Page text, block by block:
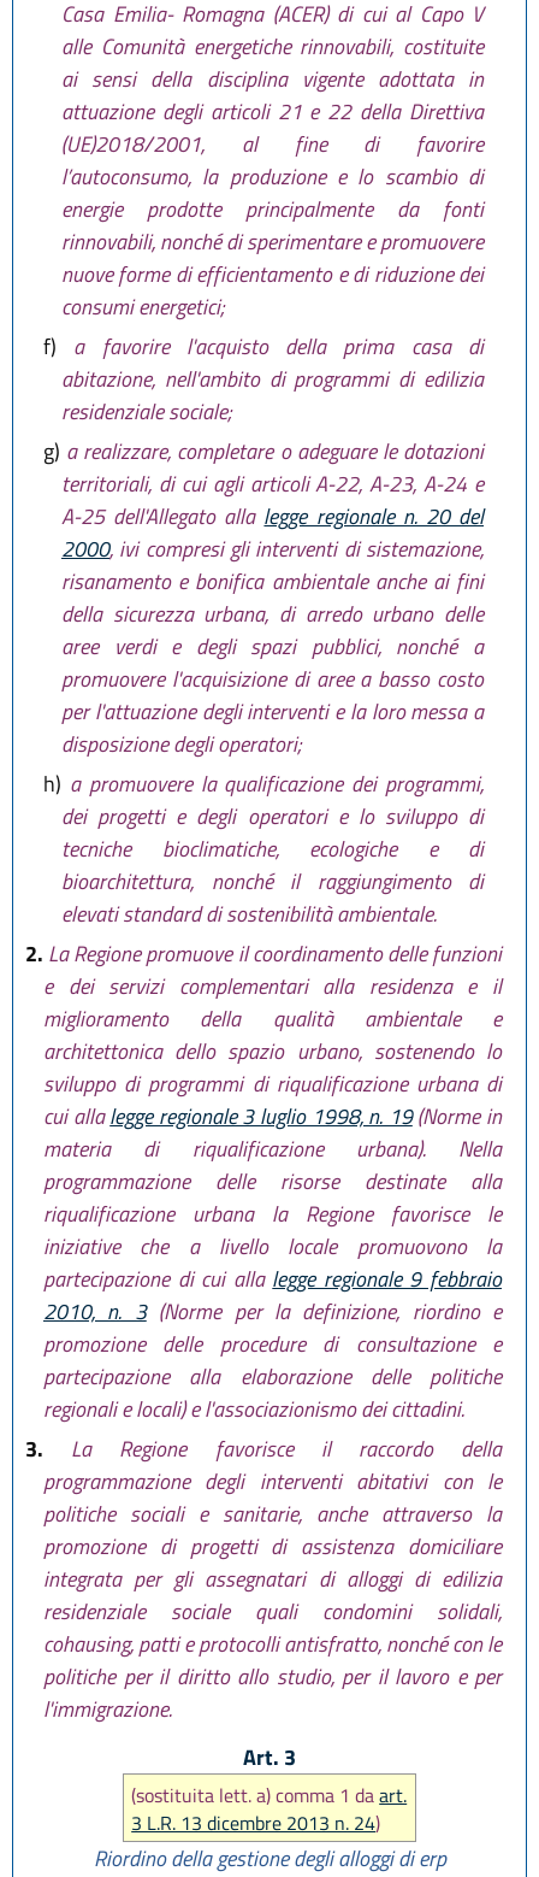
Casa Emilia- Romagna (ACER) di cui al Capo V
alle Comunità energetiche rinnovabili, costituite
ai sensi della disciplina vigente adottata in
attuazione degli articoli 21 e 22 della Direttiva
(UE)2018/2001, al fine di favorire
l’autoconsumo, la produzione e lo scambio di
energie prodotte principalmente da fonti
rinnovabili, nonché di sperimentare e promuovere
nuove forme di efficientamento e di riduzione dei
consumi energetici;
f) a favorire l'acquisto della prima casa di
abitazione, nell'ambito di programmi di edilizia
residenziale sociale;
g) a realizzare, completare o adeguare le dotazioni
territoriali, di cui agli articoli A-22, A-23, A-24 e
A-25 dell'Allegato alla legge regionale n. 20 del
2000, ivi compresi gli interventi di sistemazione,
risanamento e bonifica ambientale anche ai fini
della sicurezza urbana, di arredo urbano delle
aree verdi e degli spazi pubblici, nonché a
promuovere l'acquisizione di aree a basso costo
per l'attuazione degli interventi e la loro messa a
disposizione degli operatori;
h) a promuovere la qualificazione dei programmi,
dei progetti e degli operatori e lo sviluppo di
tecniche bioclimatiche, ecologiche e di
bioarchitettura, nonché il raggiungimento di
elevati standard di sostenibilità ambientale.
2. La Regione promuove il coordinamento delle funzioni
e dei servizi complementari alla residenza e il
miglioramento della qualità ambientale e
architettonica dello spazio urbano, sostenendo lo
sviluppo di programmi di riqualificazione urbana di
cui allalegge regionale 3 luglio 1998, n. 19(Norme in
materia di riqualificazione urbana). Nella
programmazione delle risorse destinate alla
riqualificazione urbana la Regione favorisce le
iniziative che a livello locale promuovono la
partecipazione di cui alla legge regionale 9 febbraio
2010, n. 3(Norme per la definizione, riordino e
promozione delle procedure di consultazione e
partecipazione alla elaborazione delle politiche
regionali e locali) e l'associazionismo dei cittadini.
3.
La Regione favorisce il raccordo della
programmazione degli interventi abitativi con le
politiche sociali e sanitarie, anche attraverso la
promozione di progetti di assistenza domiciliare
integrata per gli assegnatari di alloggi di edilizia
residenziale sociale quali condomini solidali,
cohausing, patti e protocolli antisfratto, nonché con le
politiche per il diritto allo studio, per il lavoro e per
l'immigrazione.
Art. 3
(sostituita lett. a) comma 1 daart.
3 L.R. 13 dicembre 2013 n. 24)
Riordino della gestione degli alloggi di erp